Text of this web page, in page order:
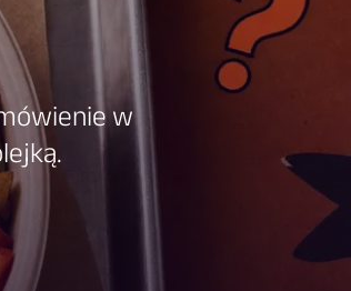
w